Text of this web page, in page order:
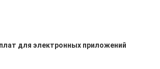
для электронных приложений